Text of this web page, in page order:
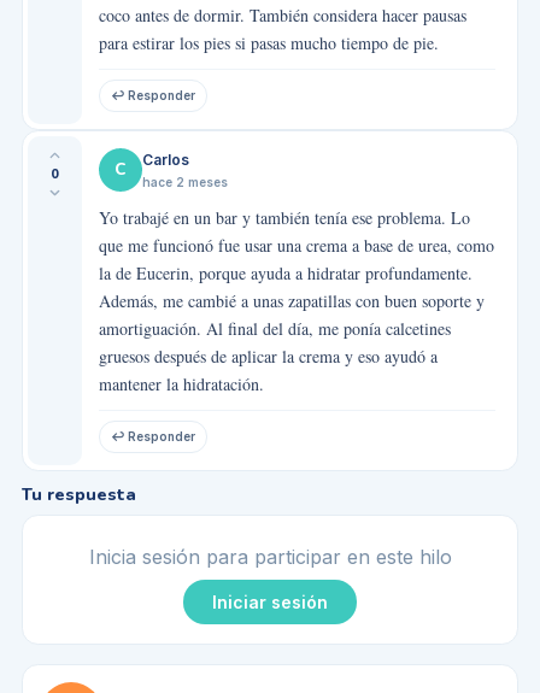
coco antes de dormir. También considera hacer pausas
para estirar los pies si pasas mucho tiempo de pie.
↩ Responder
0 C Carlos
hace 2 meses
Yo trabajé en un bar y también tenía ese problema. Lo
que me funcionó fue usar una crema a base de urea, como
la de Eucerin, porque ayuda a hidratar profundamente.
Además, me cambié a unas zapatillas con buen soporte y
amortiguación. Al final del día, me ponía calcetines
gruesos después de aplicar la crema y eso ayudó a
mantener la hidratación.
↩ Responder
Tu respuesta
Inicia sesión para participar en este hilo
Iniciar sesión